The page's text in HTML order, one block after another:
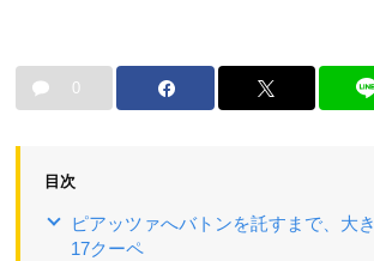
0
目次
ピアッツァへバトンを託すまで、大
17クーペ